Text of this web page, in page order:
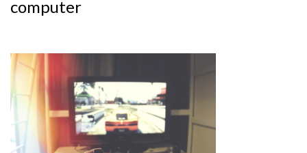
computer